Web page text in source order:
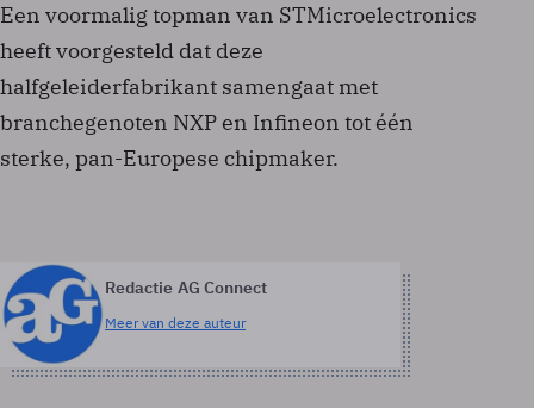
Een voormalig topman van STMicroelectronics
heeft voorgesteld dat deze
halfgeleiderfabrikant samengaat met
branchegenoten NXP en Infineon tot één
sterke, pan-Europese chipmaker.
Redactie AG Connect
Meer van deze auteur